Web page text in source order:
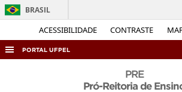
ACESSIBILIDADE CONTRASTE
BRASIL
Acesso
PORTAL UFPEL
PRE
Pró-Reitoria de